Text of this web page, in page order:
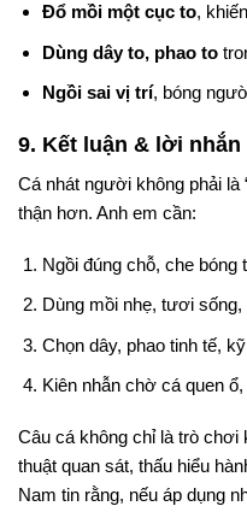
Đổ mồi một cục to,
Dùng dây to, phao to
Ngồi sai vị trí, bóng
9. Kết luận & lời nhắn
Cá nhát người không phải là
thận hơn. Anh em cần:
Ngồi đúng chỗ, che bóng
Dùng mồi nhẹ, tươi
Chọn dây, phao tinh tế,
Kiên nhẫn chờ cá quen
Câu cá không chỉ là trò chơi
thuật quan sát, thấu hiểu
Nam tin rằng, nếu áp dụng